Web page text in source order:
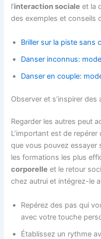
l’interaction sociale et la
des exemples et conseils
Briller sur la piste sans
Danser inconnus:
Danser en couple:
Observer et s’inspirer des
Regarder les autres peut
L’important est de
que vous pouvez essayer
les formations les plus
corporelle et le retour
chez autrui et intégrez-le
Repérez des pas qui
avec votre touche
Établissez un rythme